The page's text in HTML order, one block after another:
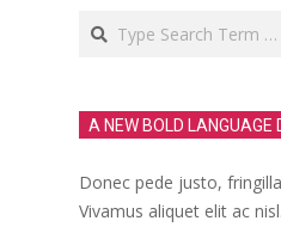
Search
A NEW BOLD LANGUAGE
Donec pede justo,
Vivamus aliquet elit ac